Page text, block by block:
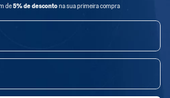
de5% de descontona sua primeira compra